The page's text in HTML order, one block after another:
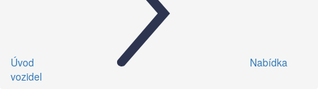
Úvod
Nabídka
vozidel